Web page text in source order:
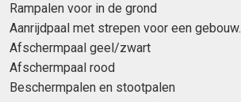
Rampalen voor in de grond
Aanrijdpaal met strepen voor een gebouw.
Afschermpaal geel/zwart
Afschermpaal rood
Beschermpalen en stootpalen